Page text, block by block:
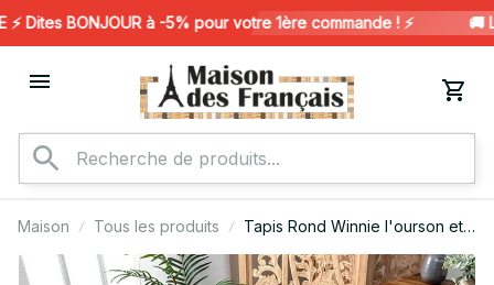
Dites BONJOUR à -5% pour votre 1ère commande ! ⚡️ 🚚
Maison Tous les produits
Tapis Rond Winnie l'ourson et
Porcinet dans les personnages
de Winnie l'ourson